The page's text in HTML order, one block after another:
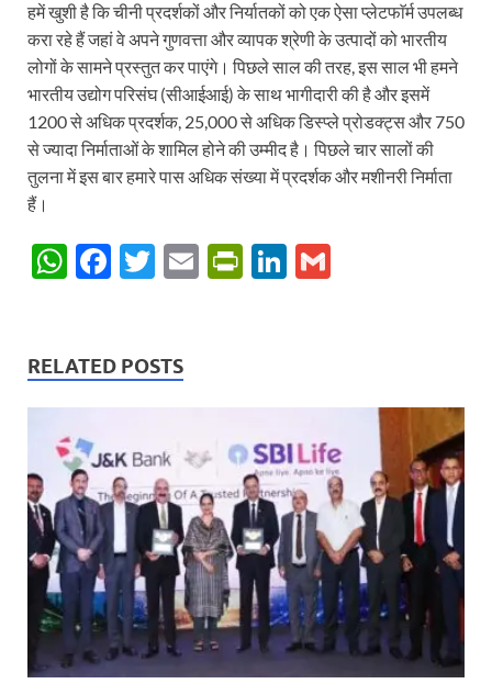
हमें खुशी है कि चीनी प्रदर्शकों और निर्यातकों को एक ऐसा प्लेटफाॅर्म उपलब्ध
करा रहे हैं जहां वे अपने गुणवत्ता और व्यापक श्रेणी के उत्पादों को भारतीय
लोगों के सामने प्रस्तुत कर पाएंगे। पिछले साल की तरह, इस साल भी हमने
भारतीय उद्योग परिसंघ (सीआईआई) के साथ भागीदारी की है और इसमें
1200 से अधिक प्रदर्शक, 25,000 से अधिक डिस्प्ले प्रोडक्ट्स और 750
से ज्यादा निर्माताओं के शामिल होने की उम्मीद है। पिछले चार सालों की
तुलना में इस बार हमारे पास अधिक संख्या में प्रदर्शक और मशीनरी निर्माता
हैं।
W
s
A
p
p
F
b
k
T
er
E
P
n
dl
y
Li
n
RELATED POSTS